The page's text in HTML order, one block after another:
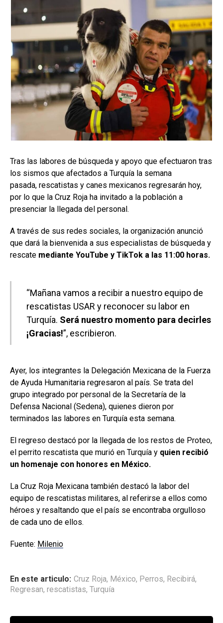
Tras las labores de búsqueda y apoyo que efectuaron tras
los sismos que afectados a Turquía la semana
pasada, rescatistas y canes mexicanos regresarán hoy,
por lo que la Cruz Roja ha invitado a la población a
presenciar la llegada del personal.
A través de sus redes sociales, la organización anunció
que dará la bienvenida a sus especialistas de búsqueda y
rescate mediante YouTube y TikTok a las 11:00 horas.
“Mañana vamos a recibir a nuestro equipo de
rescatistas USAR y reconocer su labor en
Turquía. Será nuestro momento para decirles
¡Gracias!”, escribieron.
Ayer, los integrantes la Delegación Mexicana de la Fuerza
de Ayuda Humanitaria regresaron al país. Se trata del
grupo integrado por personal de la Secretaría de la
Defensa Nacional (Sedena), quienes dieron por
terminados las labores en Turquía esta semana.
El regreso destacó por la llegada de los restos de Proteo,
el perrito rescatista que murió en Turquía y quien recibió
un homenaje con honores en México.
​La Cruz Roja Mexicana también destacó la labor del
equipo de rescatistas militares, al referirse a ellos como
héroes y resaltando que el país se encontraba orgulloso
de cada uno de ellos.
Fuente: Milenio
En este articulo: Cruz Roja, México, Perros, Recibirá,
Regresan, rescatistas, Turquía